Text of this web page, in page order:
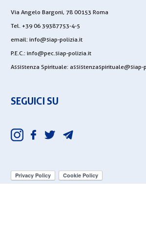
Via Angelo Bargoni, 78 00153 Roma
Tel. +39 06 39387753-4-5
email: info@siap-polizia.it
P.E.C.: info@pec.siap-polizia.it
Assistenza Spirituale: assistenzaspirituale@siap-
SEGUICI SU